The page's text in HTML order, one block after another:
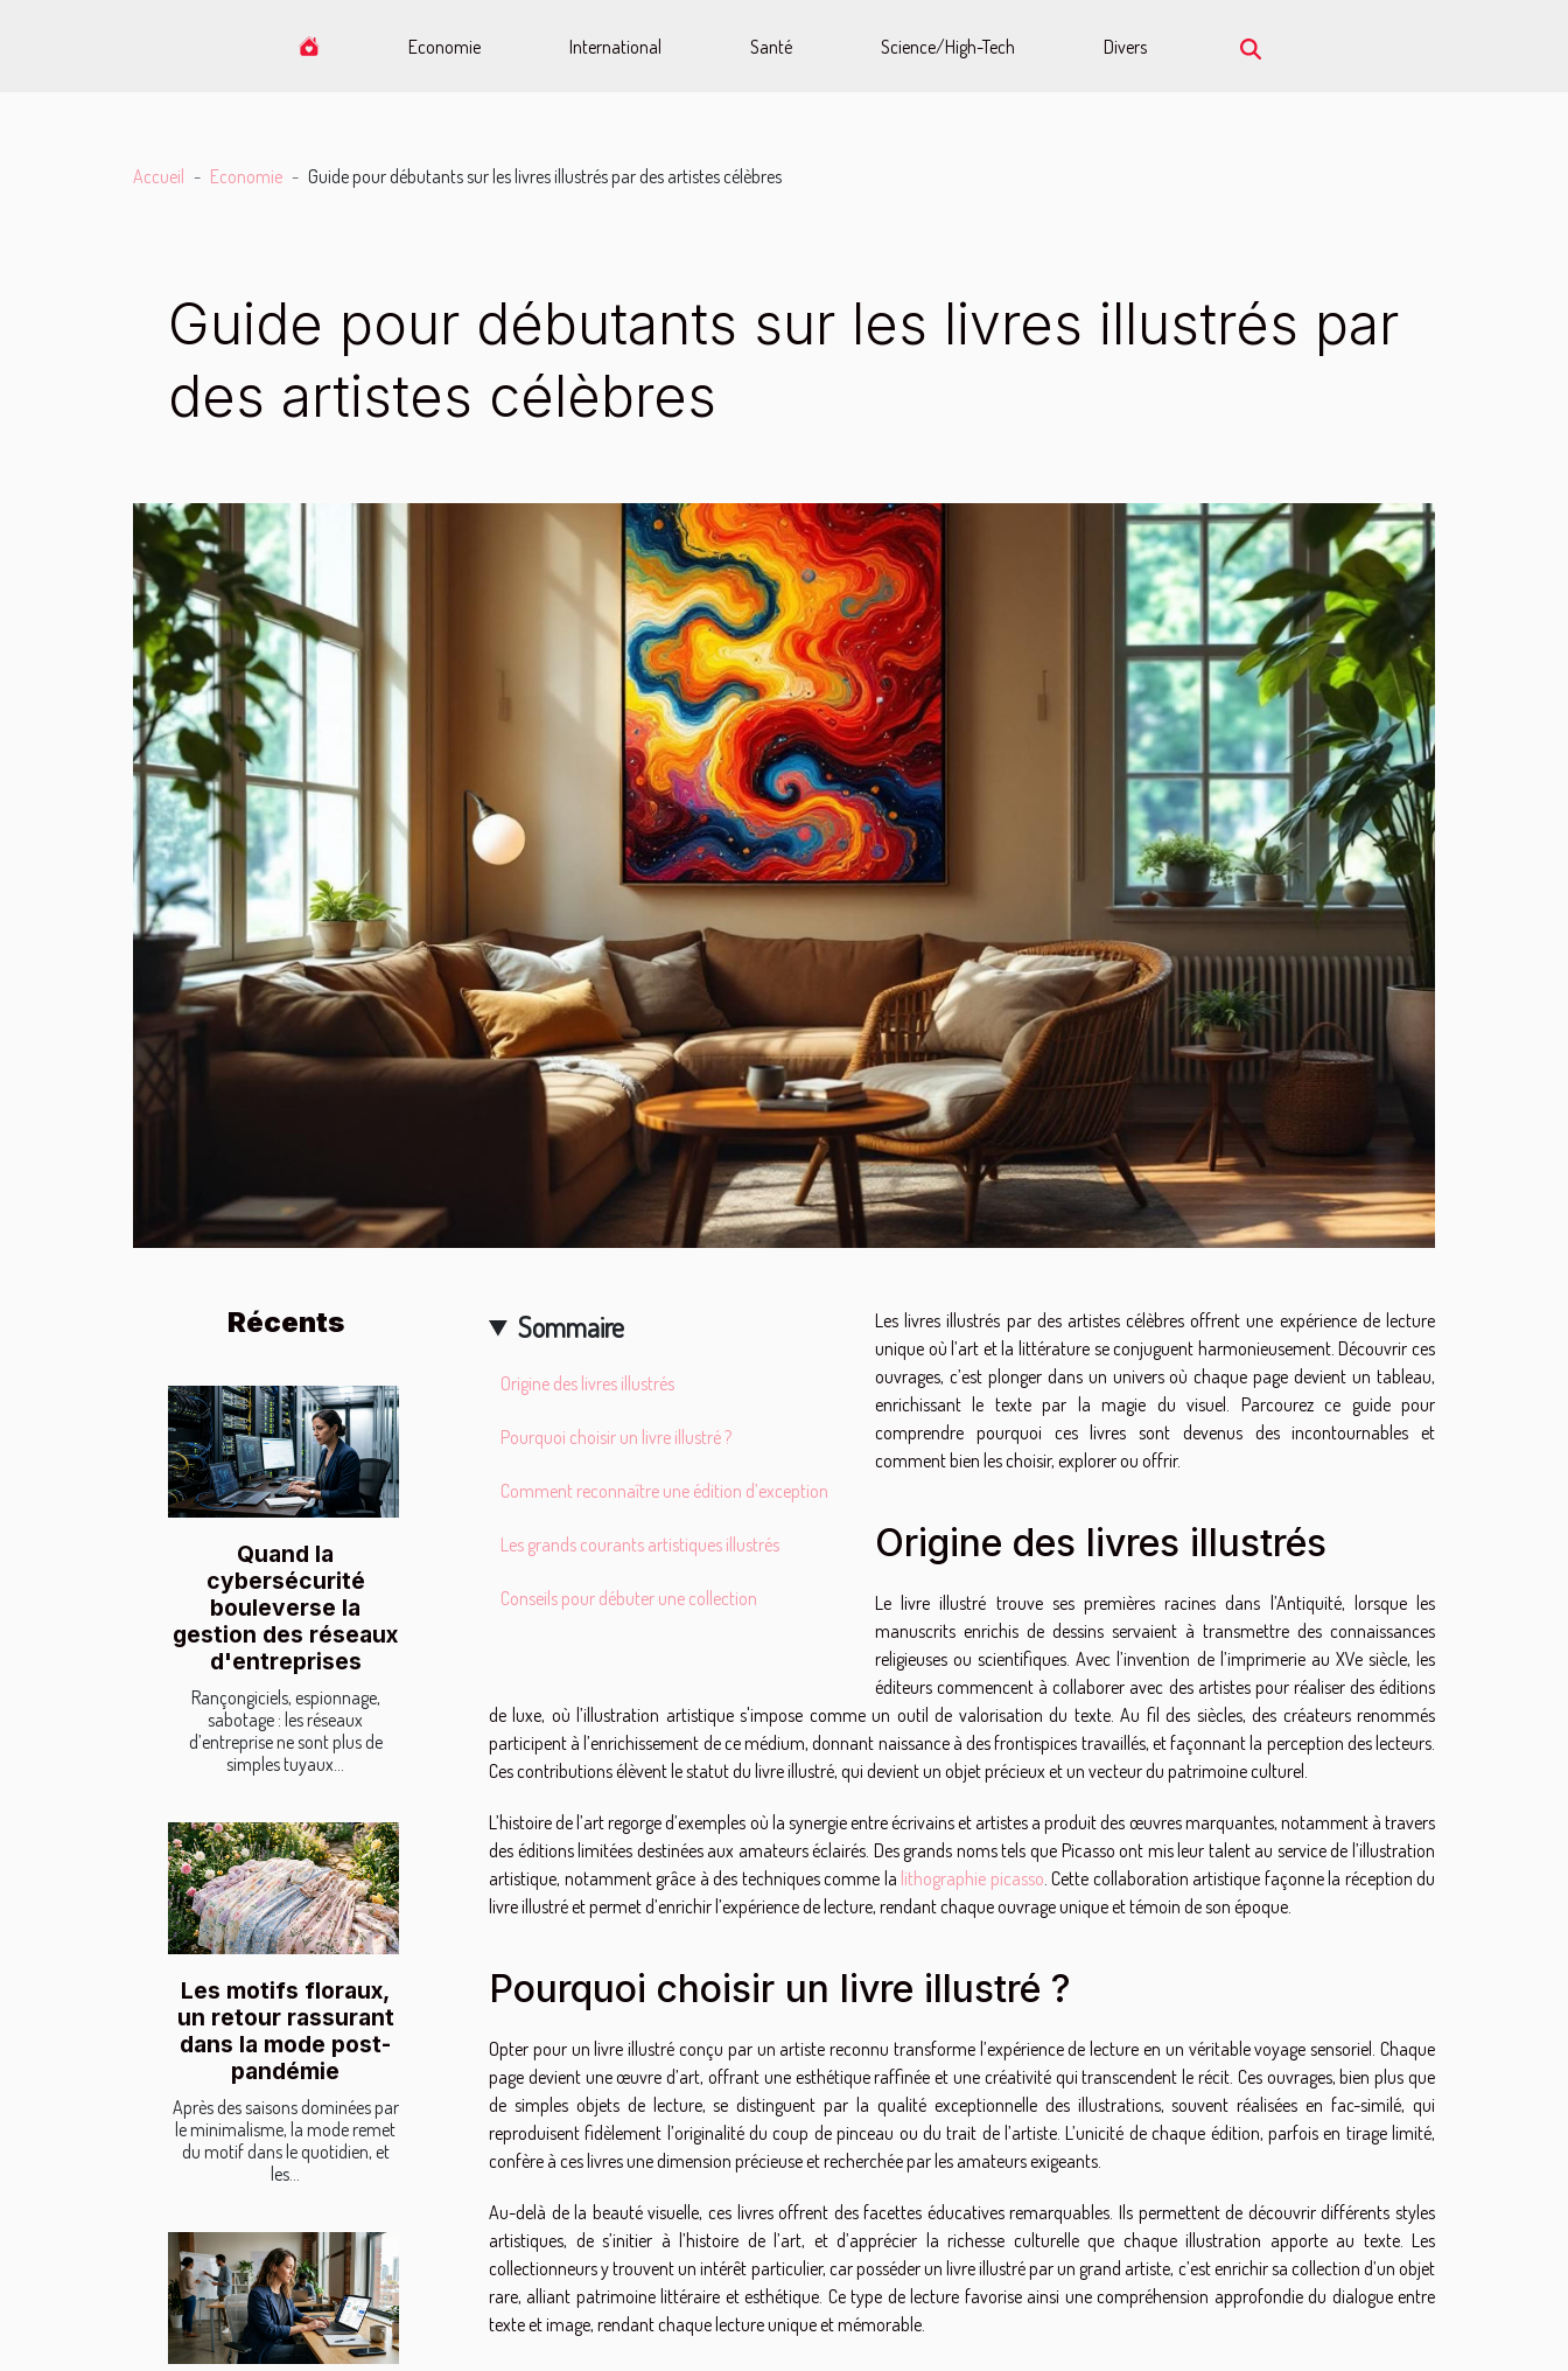
Economie International Santé Science/High-Tech Divers
Accueil Economie Guide pour débutants sur les livres illustrés par des artistes célèbres
Guide pour débutants sur les livres illustrés par
des artistes célèbres
Récents
Quand la
cybersécurité
bouleverse la
gestion des réseaux
d'entreprises
Rançongiciels, espionnage,
sabotage : les réseaux
d’entreprise ne sont plus de
simples tuyaux...
Les motifs floraux,
un retour rassurant
dans la mode post-
pandémie
Après des saisons dominées par
le minimalisme, la mode remet
du motif dans le quotidien, et
les...
Sommaire
Origine des livres illustrés
Pourquoi choisir un livre illustré ?
Comment reconnaître une édition d’exception
Les grands courants artistiques illustrés
Conseils pour débuter une collection
Les livres illustrés par des artistes célèbres offrent une expérience de lecture
unique où l’art et la littérature se conjuguent harmonieusement. Découvrir ces
ouvrages, c’est plonger dans un univers où chaque page devient un tableau,
enrichissant le texte par la magie du visuel. Parcourez ce guide pour
comprendre pourquoi ces livres sont devenus des incontournables et
comment bien les choisir, explorer ou offrir.
Origine des livres illustrés
Le livre illustré trouve ses premières racines dans l’Antiquité, lorsque les
manuscrits enrichis de dessins servaient à transmettre des connaissances
religieuses ou scientifiques. Avec l’invention de l’imprimerie au XVe siècle, les
éditeurs commencent à collaborer avec des artistes pour réaliser des éditions
de luxe, où l’illustration artistique s'impose comme un outil de valorisation du texte. Au fil des siècles, des créateurs renommés
participent à l’enrichissement de ce médium, donnant naissance à des frontispices travaillés, et façonnant la perception des lecteurs.
Ces contributions élèvent le statut du livre illustré, qui devient un objet précieux et un vecteur du patrimoine culturel.
L’histoire de l’art regorge d’exemples où la synergie entre écrivains et artistes a produit des œuvres marquantes, notamment à travers
des éditions limitées destinées aux amateurs éclairés. Des grands noms tels que Picasso ont mis leur talent au service de l’illustration
artistique, notamment grâce à des techniques comme la lithographie picasso . Cette collaboration artistique façonne la réception du
livre illustré et permet d’enrichir l’expérience de lecture, rendant chaque ouvrage unique et témoin de son époque.
Pourquoi choisir un livre illustré ?
Opter pour un livre illustré conçu par un artiste reconnu transforme l’expérience de lecture en un véritable voyage sensoriel. Chaque
page devient une œuvre d’art, offrant une esthétique raffinée et une créativité qui transcendent le récit. Ces ouvrages, bien plus que
de simples objets de lecture, se distinguent par la qualité exceptionnelle des illustrations, souvent réalisées en fac-similé, qui
reproduisent fidèlement l’originalité du coup de pinceau ou du trait de l’artiste. L’unicité de chaque édition, parfois en tirage limité,
confère à ces livres une dimension précieuse et recherchée par les amateurs exigeants.
Au-delà de la beauté visuelle, ces livres offrent des facettes éducatives remarquables. Ils permettent de découvrir différents styles
artistiques, de s’initier à l’histoire de l’art, et d’apprécier la richesse culturelle que chaque illustration apporte au texte. Les
collectionneurs y trouvent un intérêt particulier, car posséder un livre illustré par un grand artiste, c’est enrichir sa collection d’un objet
rare, alliant patrimoine littéraire et esthétique. Ce type de lecture favorise ainsi une compréhension approfondie du dialogue entre
texte et image, rendant chaque lecture unique et mémorable.